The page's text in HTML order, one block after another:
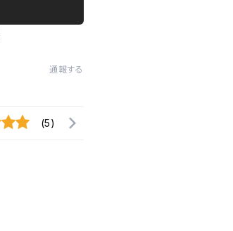
通報する
(5)